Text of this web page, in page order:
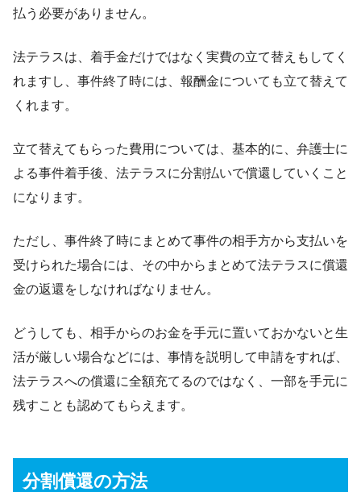
払う必要がありません。
法テラスは、着手金だけではなく実費の立て替えもしてく
れますし、事件終了時には、報酬金についても立て替えて
くれます。
立て替えてもらった費用については、基本的に、弁護士に
よる事件着手後、法テラスに分割払いで償還していくこと
になります。
ただし、事件終了時にまとめて事件の相手方から支払いを
受けられた場合には、その中からまとめて法テラスに償還
金の返還をしなければなりません。
どうしても、相手からのお金を手元に置いておかないと生
活が厳しい場合などには、事情を説明して申請をすれば、
法テラスへの償還に全額充てるのではなく、一部を手元に
残すことも認めてもらえます。
分割償還の方法